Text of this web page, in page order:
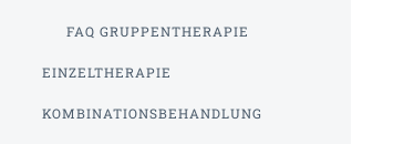
FAQ GRUPPENTHERAPIE
EINZELTHERAPIE
KOMBINATIONSBEHANDLUNG